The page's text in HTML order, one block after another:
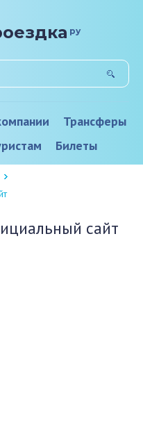
ру
Трансферы
Билеты
сайт